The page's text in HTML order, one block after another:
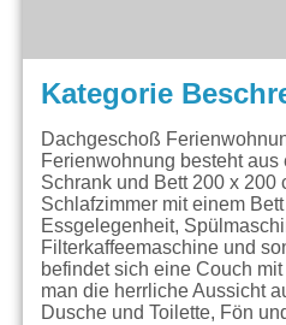
Kategorie
Dachgeschoß
Ferienwohnung besteht
Schrank und Bett 200 x 200
Schlafzimmer mit einem
Essgelegenheit,
Filterkaffeemaschine und
befindet sich eine Couch
man die herrliche Aussicht
Dusche und Toilette, Fön